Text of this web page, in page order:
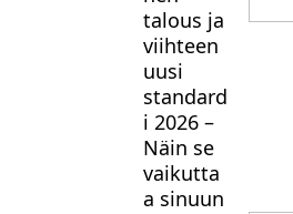
talous ja
viihteen
uusi
standard
i 2026 –
Näin se
vaikutta
a sinuun